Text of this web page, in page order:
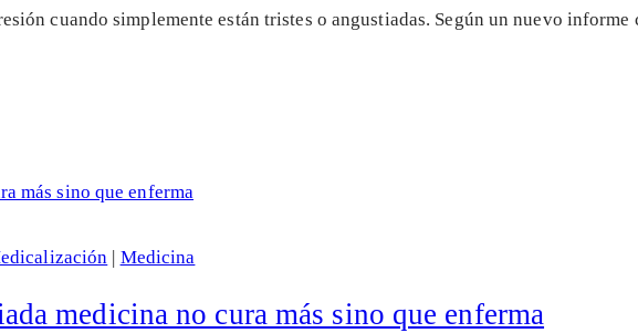
cuando simplemente están tristes o angustiadas. Según un nuevo
| Medicina
medicina no cura más sino que enferma